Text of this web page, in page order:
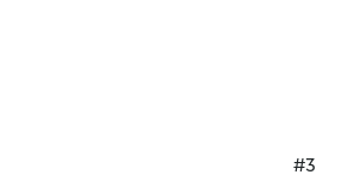
#3